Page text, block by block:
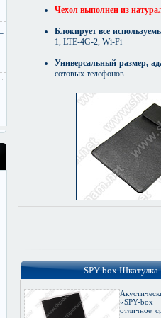
Чехол выполнен из
Блокирует все
1, LTE-4G-2, Wi-Fi
Универсальный размер,
сотовых телефонов.
SPY-box
«SPY-
отличное